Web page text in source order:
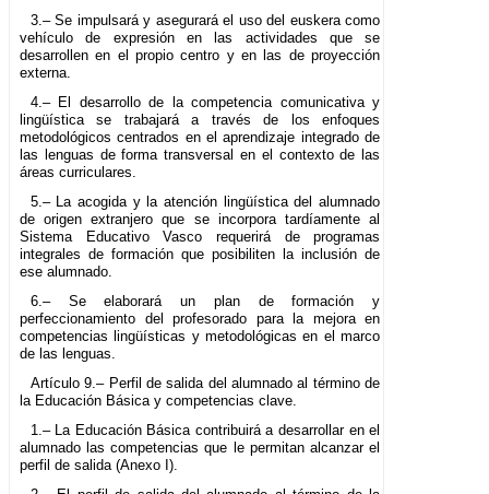
3.– Se impulsará y asegurará el uso del euskera como
vehículo de expresión en las actividades que se
desarrollen en el propio centro y en las de proyección
externa.
4.– El desarrollo de la competencia comunicativa y
lingüística se trabajará a través de los enfoques
metodológicos centrados en el aprendizaje integrado de
las lenguas de forma transversal en el contexto de las
áreas curriculares.
5.– La acogida y la atención lingüística del alumnado
de origen extranjero que se incorpora tardíamente al
Sistema Educativo Vasco requerirá de programas
integrales de formación que posibiliten la inclusión de
ese alumnado.
6.– Se elaborará un plan de formación y
perfeccionamiento del profesorado para la mejora en
competencias lingüísticas y metodológicas en el marco
de las lenguas.
Artículo 9.– Perfil de salida del alumnado al término de
la Educación Básica y competencias clave.
1.– La Educación Básica contribuirá a desarrollar en el
alumnado las competencias que le permitan alcanzar el
perfil de salida (Anexo I).